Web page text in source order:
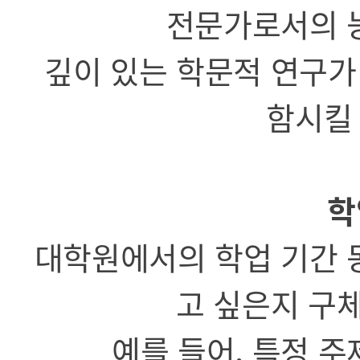
전문가로서의
깊이 있는 학문적 연구
함시
대학원에서의 학업 기간
고 싶은지 구
예를 들어, 특정